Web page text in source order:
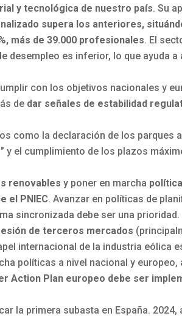
y tecnológica de nuestro país. Su
supera los anteriores,
más de 39.000 profesionales. El
desempleo es inferior, lo que ayuda a
con los objetivos nacionales y
de dar señales de estabilidad
como la declaración de los parques
y el cumplimiento de los plazos
renovables y poner en marcha
el PNIEC. Avanzar en políticas de
sincronizada debe ser una prioridad.
de terceros mercados
internacional de la industria eólica
políticas a nivel nacional y
Action Plan europeo debe ser
la primera subasta en España.